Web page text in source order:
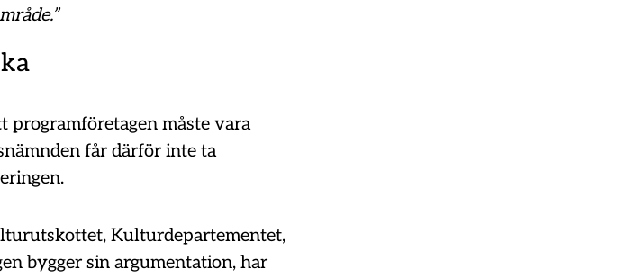
måste vara
får därför inte ta
Kulturdepartementet,
bygger sin argumentation, har